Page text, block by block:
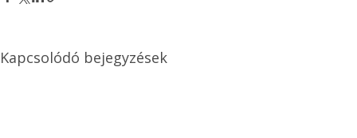
Kapcsolódó bejegyzések